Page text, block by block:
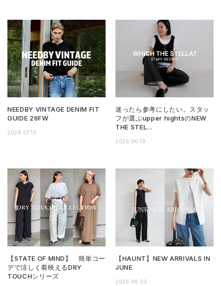
NEEDBY VINTAGE DENIM FIT
GUIDE 26FW
2026.07.13
迷ったら参考にしたい。スタッ
フが選ぶupper hightsのNEW
THE STEL…
2026.06.18
【STATE OF MIND】 簡単コー
デで涼しく着映えるDRY
TOUCHシリーズ
【HAUNT】NEW ARRIVALS IN
JUNE
2026.06.02